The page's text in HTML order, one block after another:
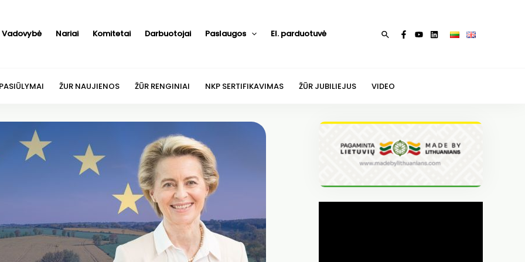
Vadovybė Nariai Komitetai Darbuotojai Paslaugos El. parduotuvė Paieška
ŽUR NAUJIENOS ŽŪR RENGINIAI NKP SERTIFIKAVIMAS ŽŪR JUBILIEJUS VIDEO